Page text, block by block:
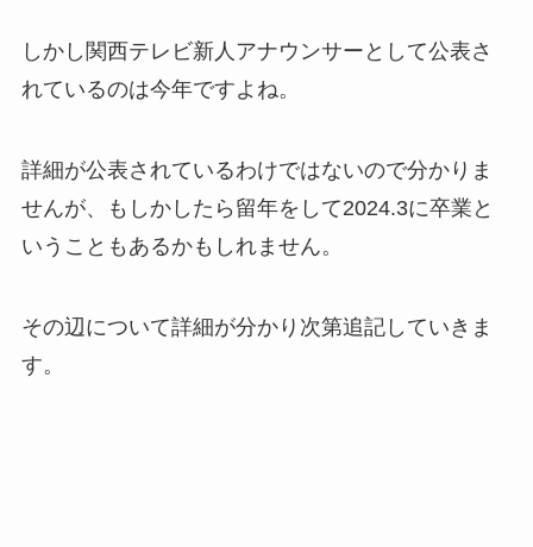
しかし関西テレビ新人アナウンサーとして公表さ
れているのは今年ですよね。
詳細が公表されているわけではないので分かりま
せんが、もしかしたら留年をして2024.3に卒業と
いうこともあるかもしれません。
その辺について詳細が分かり次第追記していきま
す。